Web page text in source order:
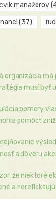
manažérov
(37)
organizácia má
musí byť
pomery
pomôcť
a dôveru
že niektoré
a